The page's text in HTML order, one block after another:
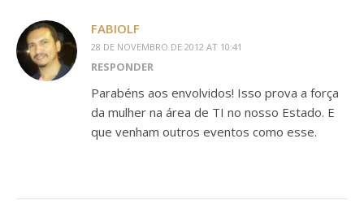
FABIOLF
28 DE NOVEMBRO DE 2012 AT 10:41
RESPONDER
Parabéns aos envolvidos! Isso prova a força
da mulher na área de TI no nosso Estado. E
que venham outros eventos como esse.